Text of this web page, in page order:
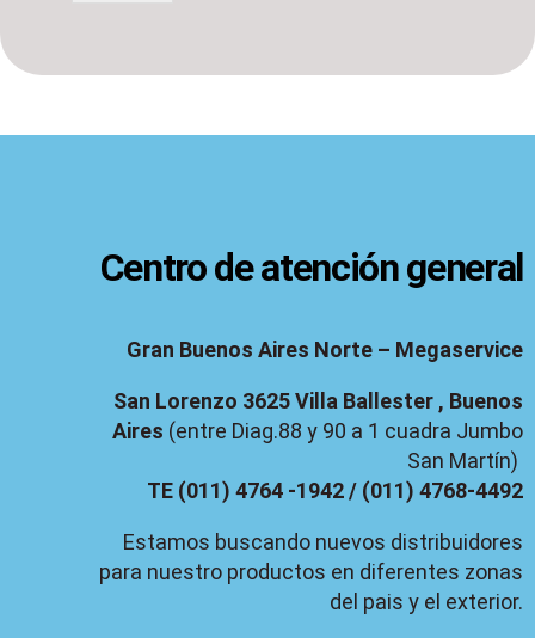
Centro de atención general
Gran Buenos Aires Norte – Megaservice
San Lorenzo 3625 Villa Ballester , Buenos
Aires (entre Diag.88 y 90 a 1 cuadra Jumbo
San Martín)
TE (011) 4764 -1942 / (011) 4768-4492
Estamos buscando nuevos distribuidores
para nuestro productos en diferentes zonas
del pais y el exterior.